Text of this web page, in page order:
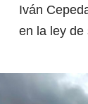
Iván
en la ley de